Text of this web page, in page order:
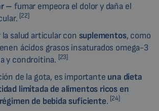
– fumar empeora el dolor y daña el
[22]
la salud articular con suplementos, como
ácidos grasos insaturados omega-3
y condroitina. [23]
de la gota, es importante una dieta
limitada de alimentos ricos en
de bebida suficiente. [24]